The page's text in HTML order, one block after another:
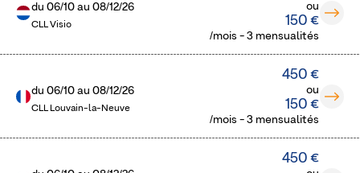
du06/10 au08/12/26
CLL Visio
ou
150 €
/mois - 3 mensualités
du06/10 au08/12/26
CLL Louvain-la-Neuve
450 €
ou
150 €
/mois - 3 mensualités
450 €